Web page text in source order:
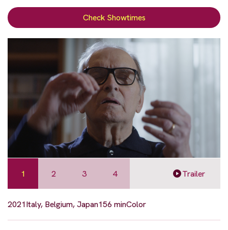
Check Showtimes
1 2 3 4 Trailer
2021Italy, Belgium, Japan156 minColor